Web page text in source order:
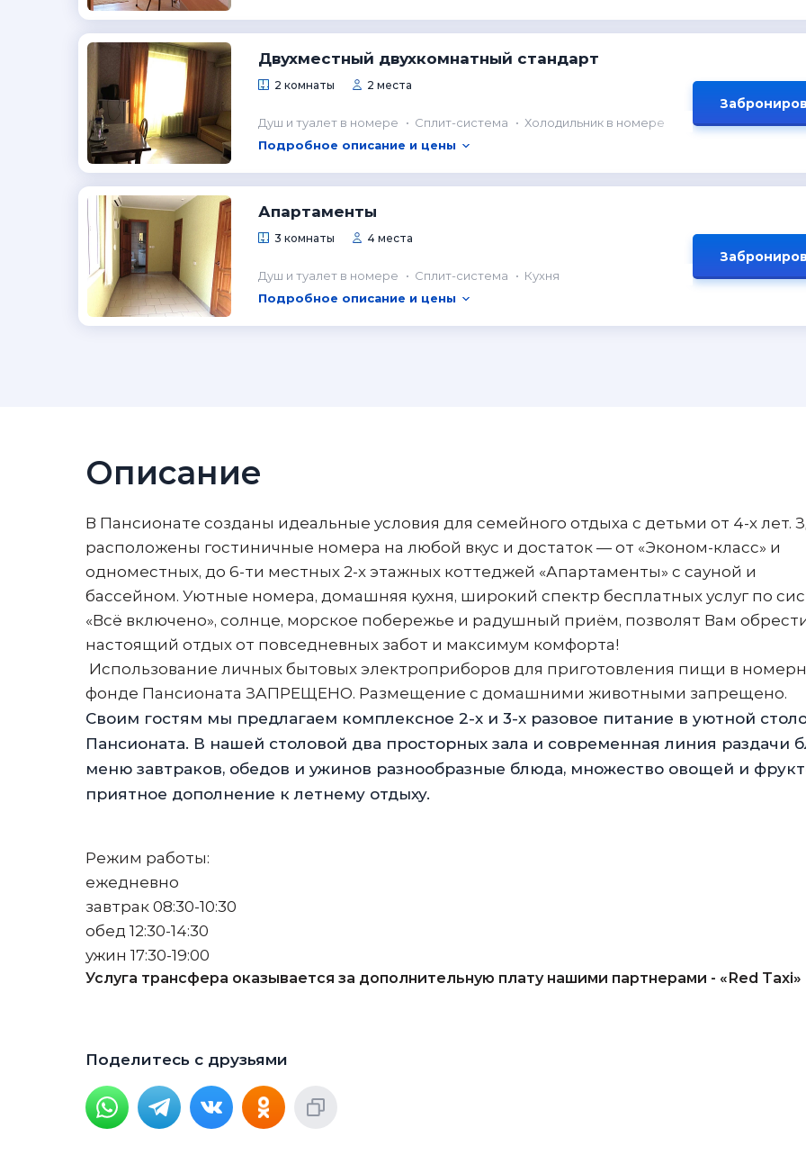
Двухместный двухкомнатный стандарт
2 комнаты 2 места
Душ и туалет в номере Сплит-система
Холодильник в номере
Подробное описание и цены
Апартаменты
3 комнаты 4 места
Душ и туалет в номере Сплит-система
Кухня
Подробное описание и цены
Описание
В Пансионате созданы идеальные условия для семейного отдыха с детьми от 4-х лет.
расположены гостиничные номера на любой вкус и достаток — от «Эконом-класс» и
одноместных, до 6-ти местных 2-х этажных коттеджей «Апартаменты» с сауной и
бассейном. Уютные номера, домашняя кухня, широкий спектр бесплатных услуг по
«Всё включено», солнце, морское побережье и радушный приём, позволят Вам
настоящий отдых от повседневных забот и максимум комфорта!
Использование личных бытовых электроприборов для приготовления пищи в
фонде Пансионата ЗАПРЕЩЕНО. Размещение с домашними животными запрещено.
Своим гостям мы предлагаем комплексное 2-х и 3-х разовое питание в уютной
Пансионата. В нашей столовой два просторных зала и современная линия раздачи
меню завтраков, обедов и ужинов разнообразные блюда, множество овощей и
приятное дополнение к летнему отдыху.
Режим работы:
ежедневно
завтрак 08:30-10:30
обед 12:30-14:30
ужин 17:30-19:00
Услуга трансфера оказывается за дополнительную плату нашими партнерами - «Red Taxi»
Поделитесь с друзьями